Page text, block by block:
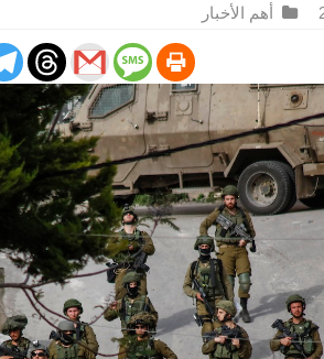
أهم الأخبار